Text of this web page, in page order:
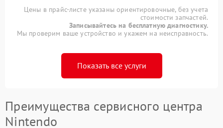
Цены в прайс-листе указаны ориентировочные, без учета
стоимости запчастей.
Записывайтесь на бесплатную диагностику.
Мы проверим ваше устройство и укажем на неисправность.
Показать все услуги
Преимущества сервисного центра
Nintendo